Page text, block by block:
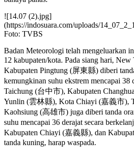
![14.07 (2).jpg]
(https://indosuara.com/uploads/
Foto: TVBS
Badan Meteorologi telah mengeluarkan
12 kabupaten/kota. Pada siang hari,
Kabupaten Pingtung (屏東縣) diberi
kemungkinan suhu ekstrem mencapai
Taichung (台中市), Kabupaten
Yunlin (雲林縣), Kota Chiayi (嘉義市),
Kaohsiung (高雄市) juga diberi tanda
suhu mencapai 36 derajat secara
Kabupaten Chiayi (嘉義縣), dan
tanda kuning, harap waspada.